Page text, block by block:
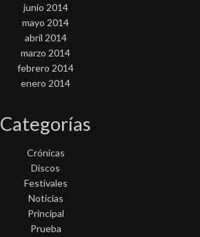
junio 2014
mayo 2014
abril 2014
marzo 2014
febrero 2014
enero 2014
Categorías
Crónicas
Discos
Festivales
Noticias
Principal
Prueba